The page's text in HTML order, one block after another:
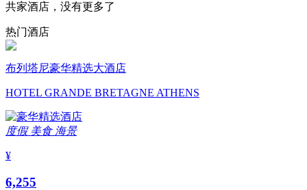
共家酒店，没有更多了
热门酒店
布列塔尼豪华精选大酒店
HOTEL GRANDE BRETAGNE ATHENS
度假 美食 海景
¥
6,255